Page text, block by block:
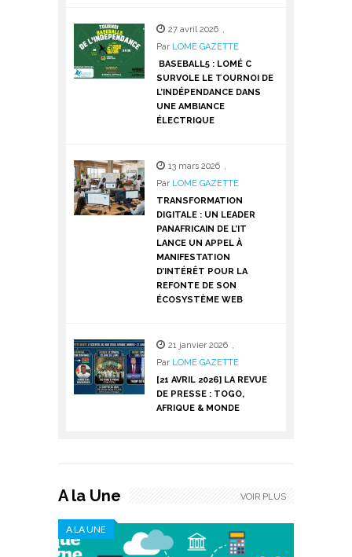
27 avril 2026 ,
Par LOME GAZETTE
BASEBALL5 : LOMÉ C
SURVOLE LE TOURNOI DE
L’INDÉPENDANCE DANS
UNE AMBIANCE
ÉLECTRIQUE
13 mars 2026 ,
Par LOME GAZETTE
TRANSFORMATION
DIGITALE : UN LEADER
PANAFRICAIN DE L’IT
LANCE UN APPEL À
MANIFESTATION
D’INTÉRÊT POUR LA
REFONTE DE SON
ÉCOSYSTÈME WEB
21 janvier 2026 ,
Par LOME GAZETTE
[21 AVRIL 2026] LA REVUE
DE PRESSE : TOGO,
AFRIQUE & MONDE
A la Une
A LA UNE
VOIR PLUS